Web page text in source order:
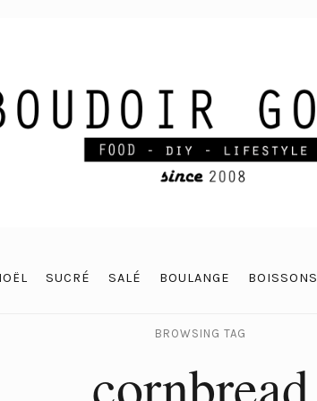
SUCRÉ SALÉ BOULANGE BOISSONS
BROWSING TAG
cornbread